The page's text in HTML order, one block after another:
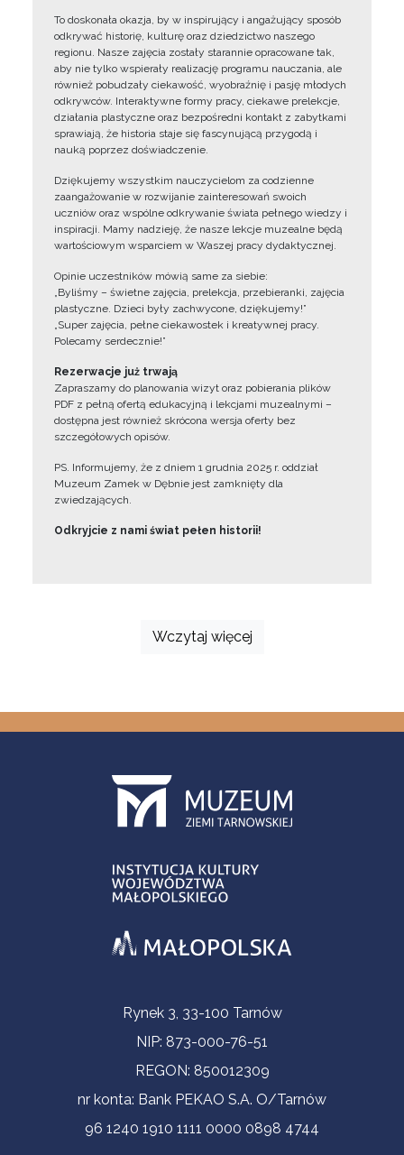
To doskonała okazja, by w inspirujący i angażujący sposób
odkrywać historię, kulturę oraz dziedzictwo naszego
regionu. Nasze zajęcia zostały starannie opracowane tak,
aby nie tylko wspierały realizację programu nauczania, ale
również pobudzały ciekawość, wyobraźnię i pasję młodych
odkrywców. Interaktywne formy pracy, ciekawe prelekcje,
działania plastyczne oraz bezpośredni kontakt z zabytkami
sprawiają, że historia staje się fascynującą przygodą i
nauką poprzez doświadczenie.
Dziękujemy wszystkim nauczycielom za codzienne
zaangażowanie w rozwijanie zainteresowań swoich
uczniów oraz wspólne odkrywanie świata pełnego wiedzy i
inspiracji. Mamy nadzieję, że nasze lekcje muzealne będą
wartościowym wsparciem w Waszej pracy dydaktycznej.
Opinie uczestników mówią same za siebie:
„Byliśmy – świetne zajęcia, prelekcja, przebieranki, zajęcia
plastyczne. Dzieci były zachwycone, dziękujemy!”
„Super zajęcia, pełne ciekawostek i kreatywnej pracy.
Polecamy serdecznie!”
Rezerwacje już trwają
Zapraszamy do planowania wizyt oraz pobierania plików
PDF z pełną ofertą edukacyjną i lekcjami muzealnymi –
dostępna jest również skrócona wersja oferty bez
szczegółowych opisów.
PS. Informujemy, że z dniem 1 grudnia 2025 r. oddział
Muzeum Zamek w Dębnie jest zamknięty dla
zwiedzających.
Odkryjcie z nami świat pełen historii!
Wczytaj więcej
Informacje kontaktoweRynek 3, 33-100 Tarnów
NIP: 873-000-76-51
REGON: 850012309
nr konta: Bank PEKAO S.A. O/Tarnów
96 1240 1910 1111 0000 0898 4744